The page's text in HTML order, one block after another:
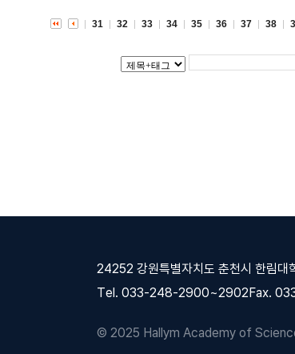
31 32 33 34 35 36 37 38
24252 강원특별자치도 춘천시 한림대
Tel. 033-248-2900~2902Fax.
© 2025 Hallym Academy of